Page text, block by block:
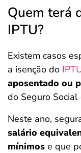
Quem terá
IPTU?
Existem casos
a isenção do
aposentado ou
do Seguro Social
Neste ano,
salário
mínimos e que